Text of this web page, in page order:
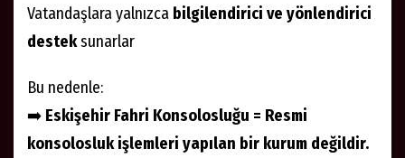
Vatandaşlara yalnızca bilgilendirici ve yönlendirici
desteksunarlar
Bu nedenle:
➡️ Eskişehir Fahri Konsolosluğu = Resmi
konsolosluk işlemleri yapılan bir kurum değildir.